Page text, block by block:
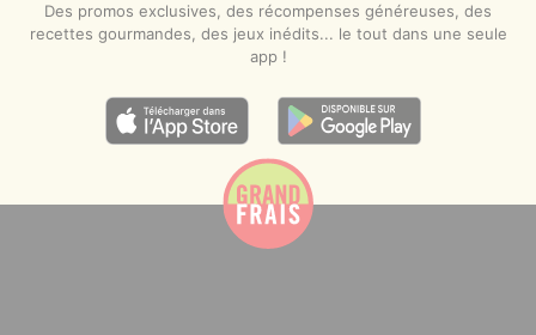
Des promos exclusives, des récompenses généreuses, des
recettes gourmandes, des jeux inédits... le tout dans une seule
app !